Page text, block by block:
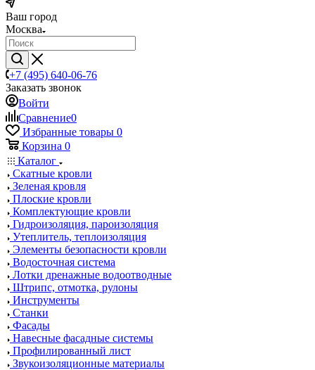
Ваш город
Москва
+7 (495) 640-06-76
Заказать звонок
Войти
Сравнение0
Избранные товары 0
Корзина 0
Каталог
Скатные кровли
Зеленая кровля
Плоские кровли
Комплектующие кровли
Гидроизоляция, пароизоляция
Утеплитель, теплоизоляция
Элементы безопасности кровли
Водосточная система
Лотки дренажные водоотводные
Штрипс, отмотка, рулоны
Инструменты
Станки
Фасады
Навесные фасадные системы
Профилированный лист
Звукоизоляционные материалы